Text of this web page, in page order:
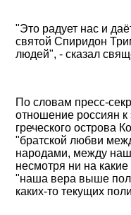
"Это радует нас и
святой Спиридон
людей", - сказал
По словам пресс-
отношение россиян
греческого острова
"братской любви
народами, между
несмотря ни на
"наша вера выше
каких-то текущих